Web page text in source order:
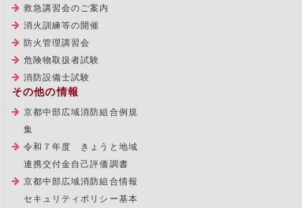
救急講習会のご案内
消火訓練等の開催
防火管理講習会
危険物取扱者試験
消防設備士試験
その他の情報
京都中部広域消防組合例規
集
令和７年度 きょうと地域
連携交付金自己評価調書
京都中部広域消防組合情報
セキュリティポリシー基本